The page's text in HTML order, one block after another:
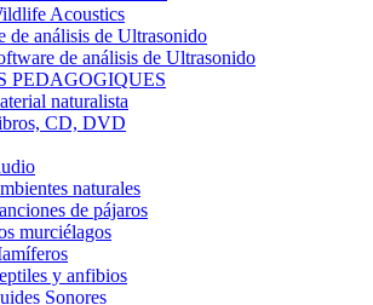
Acoustics
de análisis de Ultrasonido
de análisis de Ultrasonido
PEDAGOGIQUES
naturalista
CD, DVD
naturales
de pájaros
murciélagos
y anfibios
Sonores